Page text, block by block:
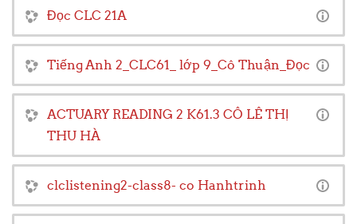
Đọc CLC 21A
Tiếng Anh 2_CLC61_ lớp 9_Cô Thuận_Đọc
ACTUARY READING 2 K61.3 CÔ LÊ THỊ
THU HÀ
clclistening2-class8- co Hanhtrinh